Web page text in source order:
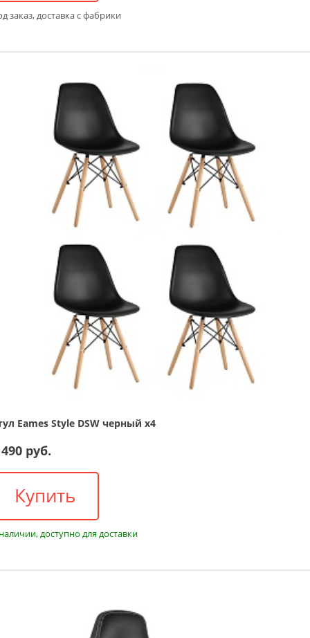
заказ, доставка с фабрики
Eames Style DSW черный x4
руб.
Купить
доступно для доставки